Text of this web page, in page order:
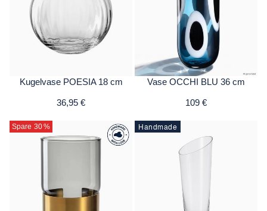
Kugelvase POESIA 18 cm
36,95 €
Vase OCCHI BLU 36 cm
109 €
Spare 30% Handmade